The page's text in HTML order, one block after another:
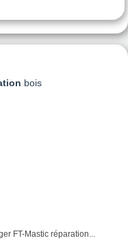
bois
FT-Mastic réparation...